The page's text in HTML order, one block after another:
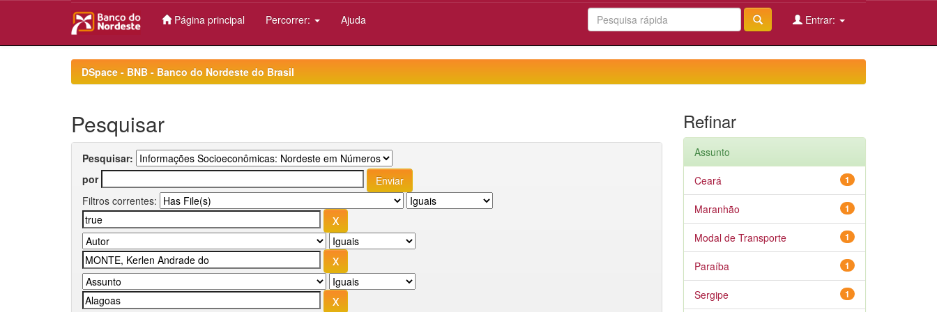
Página principal Percorrer: Ajuda Entrar:
DSpace - BNB - Banco do Nordeste do Brasil
Pesquisar
Pesquisar:
por
Filtros correntes:
Refinar
Assunto
1
Ceará
1
Maranhão
1
Modal de Transporte
1
Paraíba
1
Sergipe